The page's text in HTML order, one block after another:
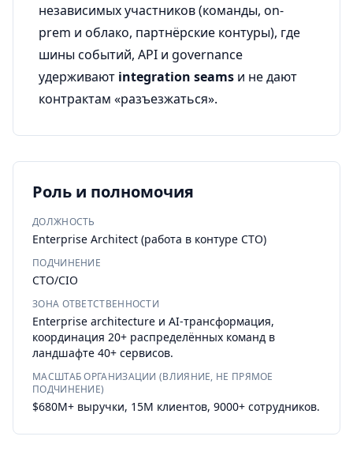
независимых участников (команды, on-
prem и облако, партнёрские контуры), где
шины событий, API и governance
удерживают integration seams и не дают
контрактам «разъезжаться».
Роль и полномочия
ДОЛЖНОСТЬ
Enterprise Architect (работа в контуре CTO)
ПОДЧИНЕНИЕ
CTO/CIO
ЗОНА ОТВЕТСТВЕННОСТИ
Enterprise architecture и AI-трансформация,
координация 20+ распределённых команд в
ландшафте 40+ сервисов.
МАСШТАБ ОРГАНИЗАЦИИ (ВЛИЯНИЕ, НЕ ПРЯМОЕ
ПОДЧИНЕНИЕ)
$680M+ выручки, 15M клиентов, 9000+ сотрудников.